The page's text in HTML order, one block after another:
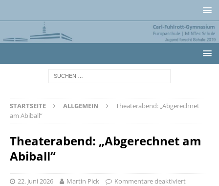
STARTSEITE ALLGEMEIN
Theaterabend: „Abgerechnet
am Abiball“
Theaterabend: „Abgerechnet am
Abiball“
22. Juni 2026 Martin Pick Kommentare deaktiviert